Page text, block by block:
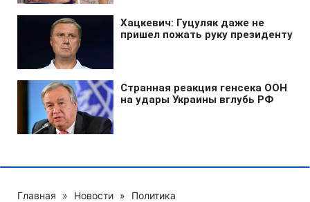
Главная » Новости » Политика